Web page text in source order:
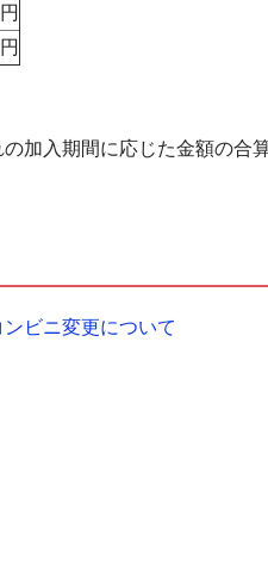
加入期間に応じた金額の合
ビニ変更について